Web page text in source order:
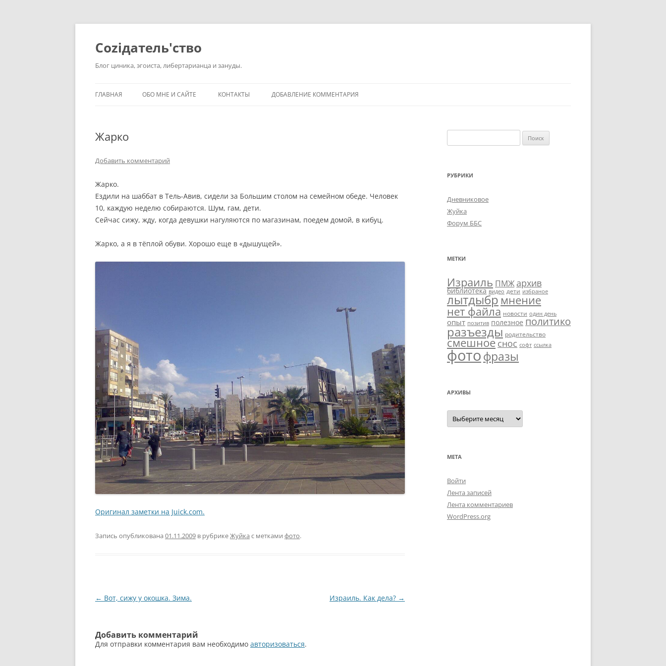
Перейти
содержимому
Соziдатель'ство
Блог циника, эгоиста, либертарианца и зануды.
ГЛАВНАЯ ОБО МНЕ И САЙТЕ КОНТАКТЫ ДОБАВЛЕНИЕ КОММЕНТАРИЯ
Жарко
Добавить комментарий
Жарко.
Ездили на шаббат в Тель-Авив, сидели за Большим столом на семейном обеде. Человек
10, каждую неделю собираются. Шум, гам, дети.
Сейчас сижу, жду, когда девушки нагуляются по магазинам, поедем домой, в кибуц.
Жарко, а я в тёплой обуви. Хорошо еще в «дышущей».
Оригинал заметки на Juick.com.
Запись опубликована 01.11.2009 в рубрикеЖуйка с метками фото.
Навигация
← Вот, сижу у окошка. Зима. Израиль. Как дела? →
Добавить комментарий
Для отправки комментария вам необходимо авторизоваться.
РУБРИКИ
Дневниковое
Жуйка
Форум ББС
МЕТКИ
Израиль ПМЖ архив
библиотека видео дети избраное
лытдыбр мнение
нет файла новости один день
опыт позитив полезное политико
разъезды родительство
смешное снос софт ссылка
фотофразы
АРХИВЫ
Архивы
МЕТА
Войти
Лента записей
Лента комментариев
WordPress.org